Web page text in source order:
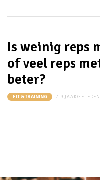
Is weinig reps
of veel reps
beter?
FIT & TRAINING 9 JAAR GELEDEN